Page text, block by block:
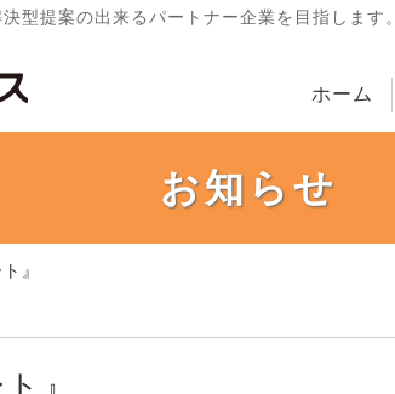
型提案の出来るパートナー企業を目指します。
ホーム
お知らせ
』
』